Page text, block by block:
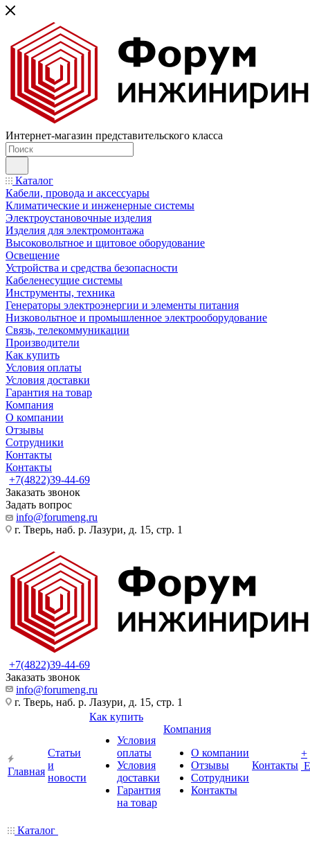
Интернет-магазин представительского класса
Каталог
Кабели, провода и аксессуары
Климатические и инженерные системы
Электроустановочные изделия
Изделия для электромонтажа
Высоковольтное и щитовое оборудование
Освещение
Устройства и средства безопасности
Кабеленесущие системы
Инструменты, техника
Генераторы электроэнергии и элементы питания
Низковольтное и промышленное электрооборудование
Связь, телекоммуникации
Производители
Как купить
Условия оплаты
Условия доставки
Гарантия на товар
Компания
О компании
Отзывы
Сотрудники
Контакты
Контакты
+7(4822)39-44-69
Заказать звонок
Задать вопрос
info@forumeng.ru
г. Тверь, наб. р. Лазури, д. 15, стр. 1
+7(4822)39-44-69
Заказать звонок
info@forumeng.ru
г. Тверь, наб. р. Лазури, д. 15, стр. 1
Главная
Статьи
и
новости
Как купить
Условия
оплаты
Условия
доставки
Гарантия
на товар
Компания
О компании
Отзывы
Сотрудники
Контакты
Контакты
+
Каталог